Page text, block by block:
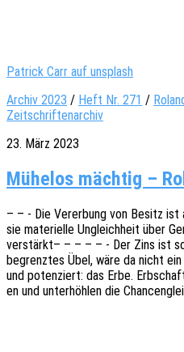
Patrick Carr auf unsplash
Archiv 2023 / Heft Nr. 271 /
Zeitschriftenarchiv
23. März 2023
Mühelos mächtig –
– – - Die Verer­bung von Besitz ist
sie mate­ri­el­le Ungleich­heit über
verstärkt– – – – – - Der Zins ist
begrenz­tes Übel, wäre da nicht
und poten­ziert: das Erbe.
en und unter­höh­len die